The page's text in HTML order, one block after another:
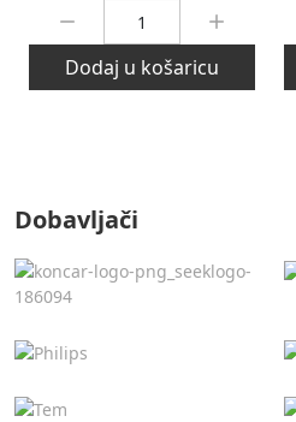
Dodaj u košaricu
Dobavljači